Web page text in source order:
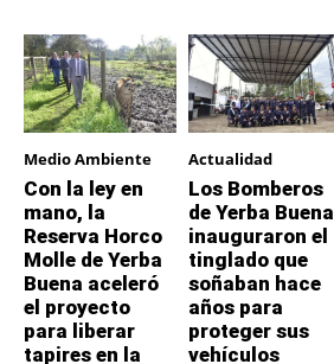
Medio Ambiente
Con la ley en
mano, la
Reserva Horco
Molle de Yerba
Buena aceleró
el proyecto
para liberar
tapires en la
Actualidad
Los Bomberos
de Yerba Buena
inauguraron el
tinglado que
soñaban hace
años para
proteger sus
vehículos